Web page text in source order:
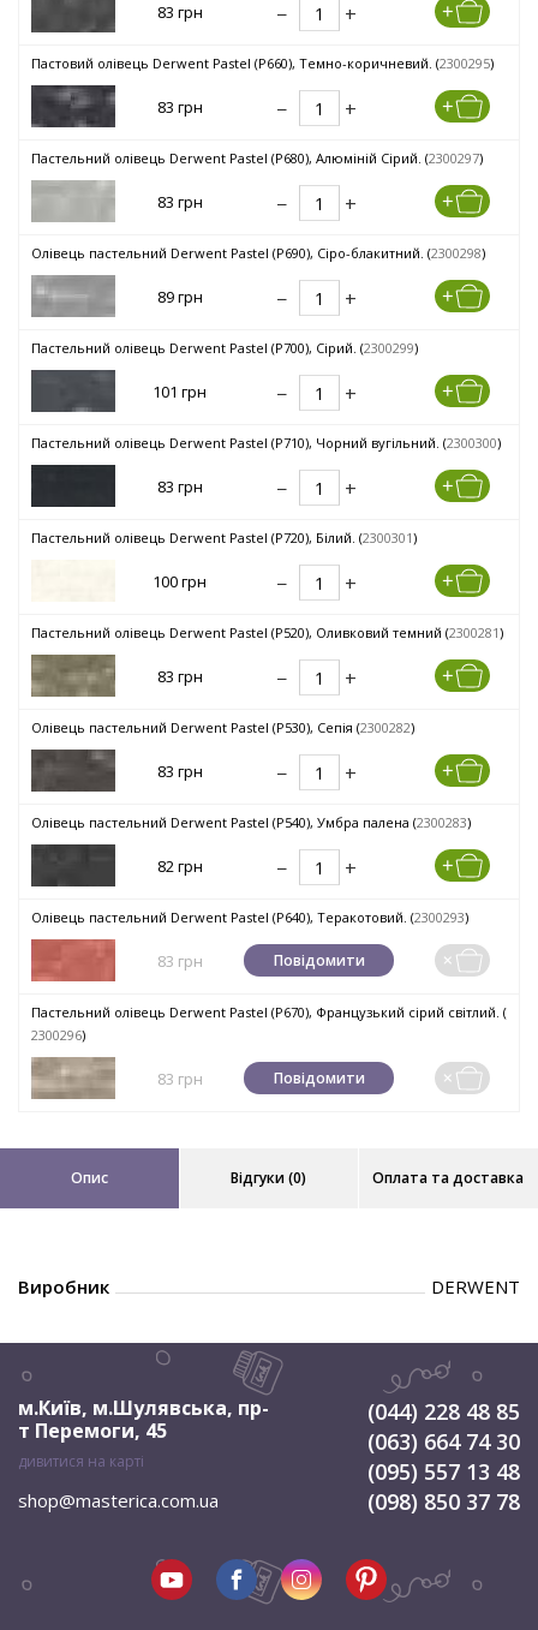
83 грн
Пастовий олівець Derwent Pastel (P660), Темно-коричневий. (2300295)
83 грн
Пастельний олівець Derwent Pastel (P680), Алюміній Сірий. (2300297)
83 грн
Олівець пастельний Derwent Pastel (P690), Сіро-блакитний. (2300298)
89 грн
Пастельний олівець Derwent Pastel (P700), Сірий. (2300299)
101 грн
Пастельний олівець Derwent Pastel (P710), Чорний вугільний. (2300300)
83 грн
Пастельний олівець Derwent Pastel (P720), Білий. (2300301)
100 грн
Пастельний олівець Derwent Pastel (P520), Оливковий темний (2300281)
83 грн
Олівець пастельний Derwent Pastel (P530), Сепія (2300282)
83 грн
Олівець пастельний Derwent Pastel (P540), Умбра палена (2300283)
82 грн
Олівець пастельний Derwent Pastel (P640), Теракотовий. (2300293)
83 грн Повідомити
Пастельний олівець Derwent Pastel (P670), Французький сірий світлий. (
2300296)
83 грн Повідомити
Опис Відгуки (0) Оплата та доставка
Виробник DERWENT
м.Київ, м.Шулявська, пр-
т Перемоги, 45
дивитися на карті
shop@masterica.com.ua
(044) 228 48 85
(063) 664 74 30
(095) 557 13 48
(098) 850 37 78